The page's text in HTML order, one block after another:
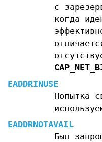
с
когда
EADDRINUSE
Попытка
EADDRNOTAVAIL
Был